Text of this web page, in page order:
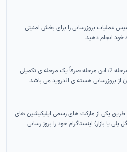
2: سپس عملیات بروزرسانی را برای بخش امنیتی
خود انجام دهید.
توضیحات مرحله 2: این مرحله صرفاً یک مرحله ی تکمیلی
از بروزرسانی هسته ی اندروید می باشد.
3: از طریق یکی از مارکت های رسمی اپلیکیشین های
پلی یا بازار) اینستاگرام خود را بروز رسانی